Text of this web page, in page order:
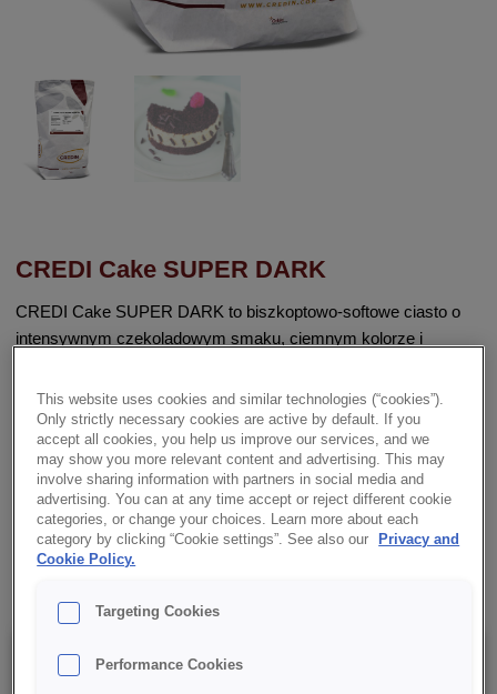
CREDI Cake SUPER DARK
CREDI Cake SUPER DARK to biszkoptowo-softowe ciasto o
intensywnym czekoladowym smaku, ciemnym kolorze i
Idealne na wykwintne desery.
✔ Gładka, zwarta konsystencja
✔ Dłuższa świeżość niż standardowe biszkopty
✔ Łatwy i szybki w wykonaniu
Szczegóły
This website uses cookies and similar technologies (“cookies”).
Only strictly necessary cookies are active by default. If you
accept all cookies, you help us improve our services, and we
may show you more relevant content and advertising. This may
involve sharing information with partners in social media and
advertising. You can at any time accept or reject different cookie
categories, or change your choices. Learn more about each
category by clicking “Cookie settings”. See also our
Privacy and
Cookie Policy.
Targeting Cookies
Performance Cookies